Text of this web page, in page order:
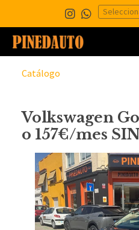
Catálogo
Volkswagen
o 157€/mes